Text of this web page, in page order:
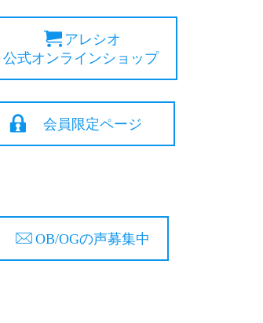
アレシオ
公式オンラインショップ
会員限定ページ
OB/OGの声募集中